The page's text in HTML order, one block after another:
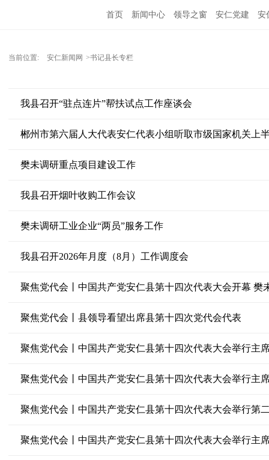
首页 新闻中心 领导之窗 安仁党建 安
当前位置: 安仁新闻网 >书记县长专栏
我县召开“驻点连片”帮扶试点工作座谈会
郴州市第六届人大代表安仁代表小组听取市级国家机关上
樊未调研重点项目建设工作
我县召开烟叶收购工作会议
樊未调研工业企业“两员”服务工作
我县召开2026年月度（8月）工作调度会
聚焦党代会丨中国共产党安仁县第十四次代表大会开幕 樊
聚焦党代会丨县领导看望出席县第十四次党代会代表
聚焦党代会丨中国共产党安仁县第十四次代表大会举行主
聚焦党代会丨中国共产党安仁县第十四次代表大会举行主
聚焦党代会丨中国共产党安仁县第十四次代表大会举行第
聚焦党代会丨中国共产党安仁县第十四次代表大会举行主